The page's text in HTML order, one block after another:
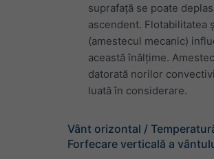
suprafață se poate
ascendent. Flotabilitatea
(amestecul mecanic)
această înălțime.
datorată norilor
luată în considerare.
Vânt orizontal /
Forfecare verticală a